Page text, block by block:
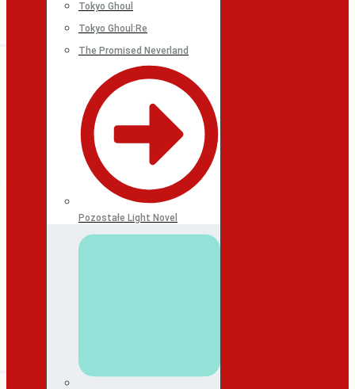
Tokyo Ghoul
Tokyo Ghoul:Re
The Promised Neverland
Pozostałe Light Novel